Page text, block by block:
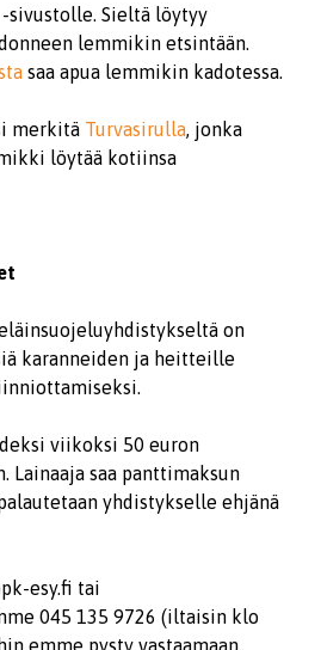
-sivustolle. Sieltä löytyy
lemmikin etsintään.
saa apua lemmikin kadotessa.
merkitä Turvasirulla, jonka
löytää kotiinsa
on
karanneiden ja heitteille
viikoksi 50 euron
Lainaaja saa panttimaksun
yhdistykselle ehjänä
esy.fi tai
045 135 9726 (iltaisin klo
emme pysty vastaamaan.